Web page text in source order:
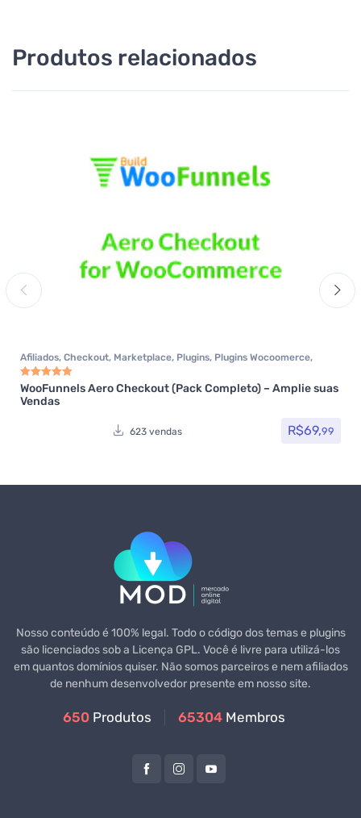
Produtos relacionados
Afiliados, Checkout, Marketplace, Plugins, Plugins Wocoomerce,
Woocommerce
Avaliação
WooFunnels Aero Checkout (Pack Completo) – Amplie suas
Vendas
623 vendas R$69,99
Nosso conteúdo é 100% legal. Todo o código dos temas e plugins
são licenciados sob a Licença GPL. Você é livre para utilizá-los
em quantos domínios quiser. Não somos parceiros e nem afiliados
de nenhum desenvolvedor presente em nosso site.
650 Produtos 65304 Membros